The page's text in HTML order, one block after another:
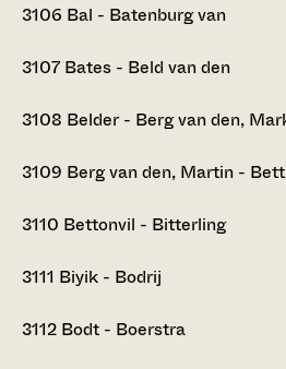
3106 Bal - Batenburg van
3107 Bates - Beld van den
3108 Belder - Berg van den,
3109 Berg van den, Martin -
3110 Bettonvil - Bitterling
3111 Biyik - Bodrij
3112 Bodt - Boerstra